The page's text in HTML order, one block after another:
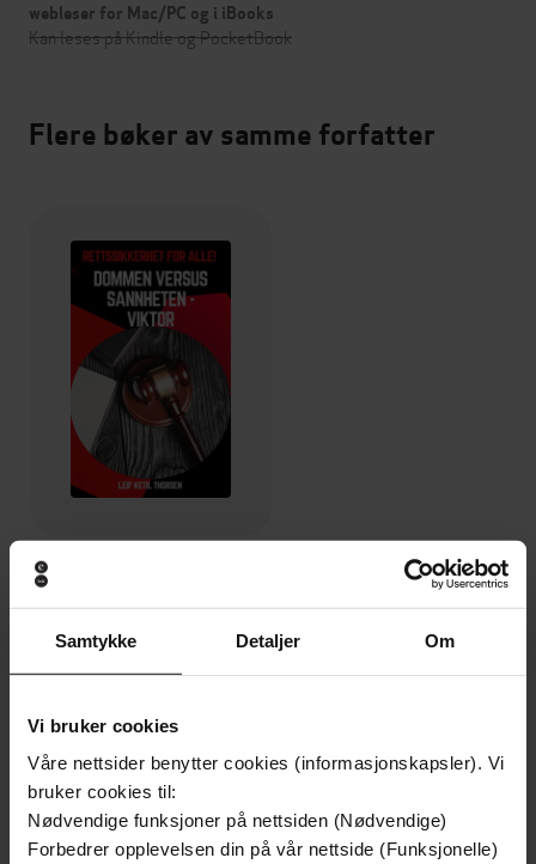
Samtykke Detaljer Om
Vi bruker cookies
Våre nettsider benytter cookies (informasjonskapsler). Vi
bruker cookies til:
Nødvendige funksjoner på nettsiden (Nødvendige)
Forbedrer opplevelsen din på vår nettside (Funksjonelle)
webleser for Mac/PC og i iBooks
Kan leses på Kindle og PocketBook
Flere bøker av samme forfatter
Forfattere
Forlag Rettssikkerhet for alle